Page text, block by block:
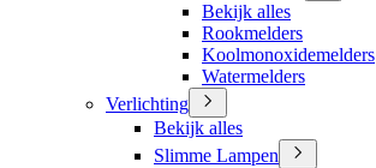
Bekijk alles
Rookmelders
Koolmonoxidemelders
Watermelders
Verlichting
Bekijk alles
Slimme Lampen